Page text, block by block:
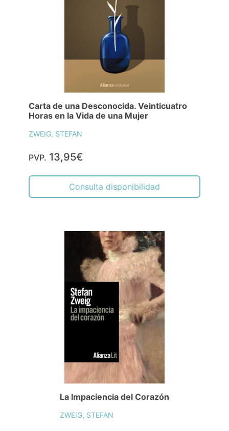
Carta de una Desconocida. Veinticuatro
Horas en la Vida de una Mujer
ZWEIG, STEFAN
PVP. 13,95€
Consulta disponibilidad
La Impaciencia del Corazón
ZWEIG, STEFAN